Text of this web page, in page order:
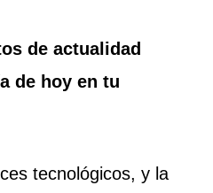
de actualidad
de hoy en tu
tecnológicos, y la